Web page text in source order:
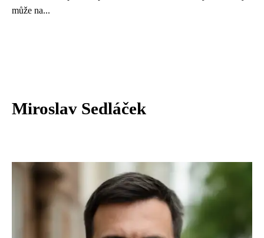
může na...
Miroslav Sedláček